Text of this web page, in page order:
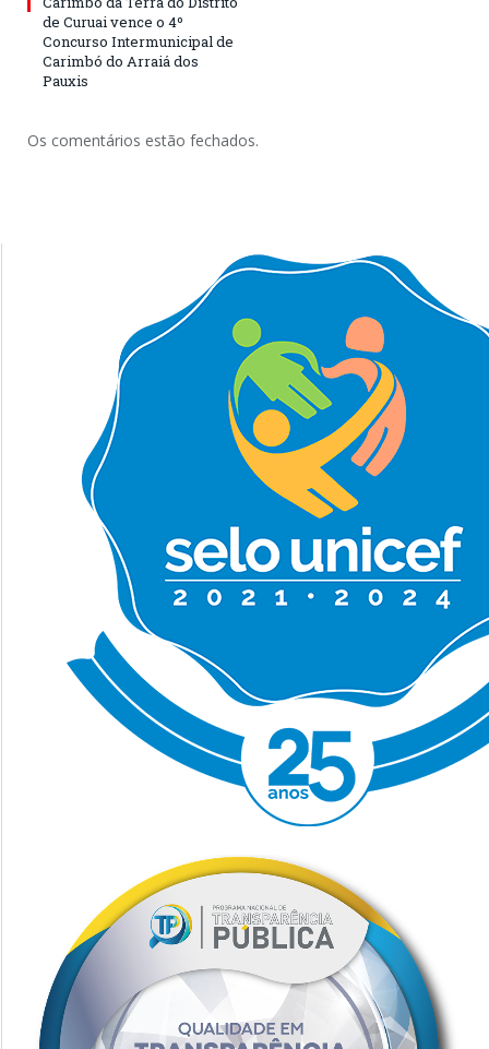
de Curuai vence o 4º
Concurso Intermunicipal de
Carimbó do Arraiá dos
Pauxis
Os comentários estão fechados.